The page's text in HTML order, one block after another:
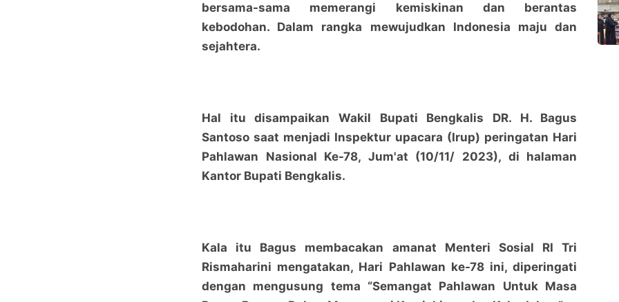
bersama-sama memerangi kemiskinan dan berantas
kebodohan. Dalam rangka mewujudkan Indonesia maju dan
sejahtera.
Hal itu disampaikan Wakil Bupati Bengkalis DR. H. Bagus
Santoso saat menjadi Inspektur upacara (Irup) peringatan Hari
Pahlawan Nasional Ke-78, Jum'at (10/11/ 2023), di halaman
Kantor Bupati Bengkalis.
Kala itu Bagus membacakan amanat Menteri Sosial RI Tri
Rismaharini mengatakan, Hari Pahlawan ke-78 ini, diperingati
dengan mengusung tema “Semangat Pahlawan Untuk Masa